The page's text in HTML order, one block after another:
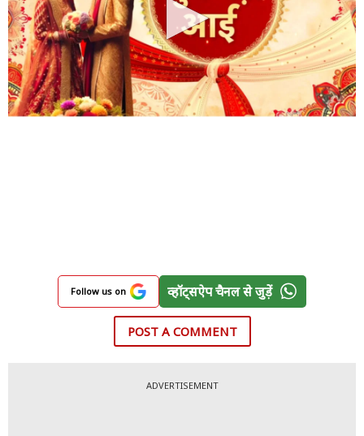
Follow us on व्हॉट्सऐप चैनल से जुड़ें
POST A COMMENT
ADVERTISEMENT